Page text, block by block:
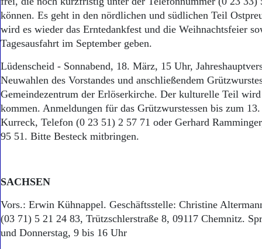
können. Es geht in den nördlichen und südlichen Teil
wird es wieder das Erntedankfest und die Weihnachtsfeier
Tagesausfahrt im September geben.
Lüdenscheid - Sonnabend, 18. März, 15 Uhr,
Neuwahlen des Vorstandes und anschließendem
Gemeindezentrum der Erlöserkirche. Der kulturelle Teil
kommen. Anmeldungen für das Grützwurstessen bis zum
Kurreck, Telefon (0 23 51) 2 57 71 oder Gerhard
95 51. Bitte Besteck mitbringen.
SACHSEN
Vors.: Erwin Kühnappel. Geschäftsstelle: Christine
(03 71) 5 21 24 83, Trützschlerstraße 8, 09117 Chemnitz.
und Donnerstag, 9 bis 16 Uhr